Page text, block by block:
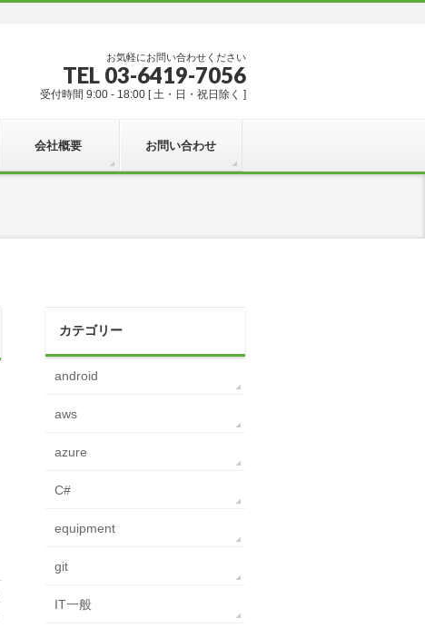
お気軽にお問い合わせください
TEL 03-6419-7056
受付時間 9:00 - 18:00 [ 土・日・祝日除く ]
会社概要 お問い合わせ
カテゴリー
android
aws
azure
C#
equipment
git
IT一般